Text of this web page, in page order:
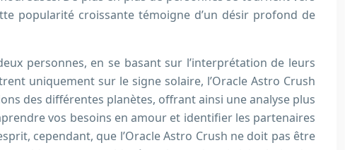
popularité croissante témoigne d’un désir profond de
personnes, en se basant sur l’interprétation de leurs
uniquement sur le signe solaire, l’Oracle Astro Crush
des différentes planètes, offrant ainsi une analyse plus
vos besoins en amour et identifier les partenaires
cependant, que l’Oracle Astro Crush ne doit pas être